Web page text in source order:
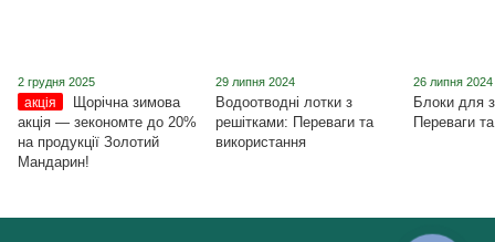
2 грудня 2025
акція
Щорічна зимова
акція ― зекономте до 20%
на продукції Золотий
Мандарин!
29 липня 2024
Водоотводні лотки з
решітками: Переваги та
використання
26 липня 2024
Блоки для
Переваги